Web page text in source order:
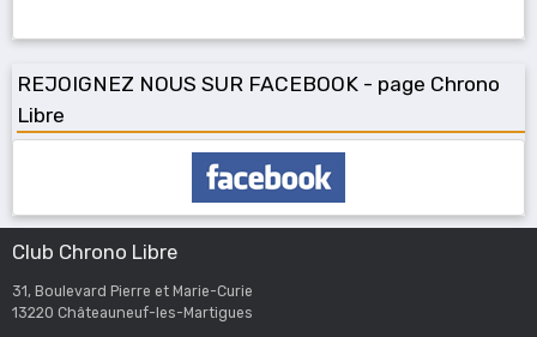
REJOIGNEZ NOUS SUR FACEBOOK - page Chrono
Libre
Club Chrono Libre
31, Boulevard Pierre et Marie-Curie
13220 Châteauneuf-les-Martigues